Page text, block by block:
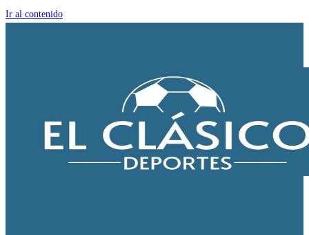
Ir al contenido